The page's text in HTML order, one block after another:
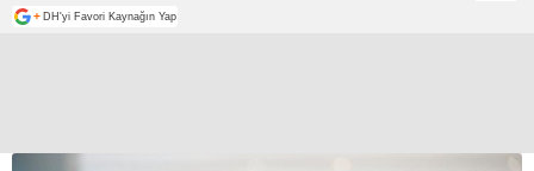
+ DH'yi Favori Kaynağın Yap